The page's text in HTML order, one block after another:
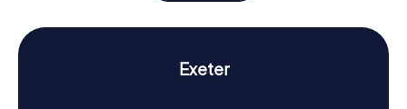
Guildhall, l'edificio pubblico più antico d'Inghilterra ancora
in uso. Questi e molti altri luoghi rendono la caccia al
tesoro a Exeter un'esperienza indimenticabile.
Exeter